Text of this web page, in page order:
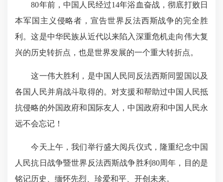
80年前，中国人民经过14年浴血奋战，彻底打败日
本军国主义侵略者，宣告世界反法西斯战争的完全胜
利。这是中华民族从近代以来陷入深重危机走向伟大复
兴的历史转折点，也是世界发展的一个重大转折点。
这一伟大胜利，是中国人民同反法西斯同盟国以及
各国人民并肩战斗取得的。对支援和帮助过中国人民抵
抗侵略的外国政府和国际友人，中国政府和中国人民永
远不会忘记！
今天上午，我们举行盛大阅兵仪式，隆重纪念中国
人民抗日战争暨世界反法西斯战争胜利80周年，目的是
铭记历史、缅怀先烈、珍爱和平、开创未来。